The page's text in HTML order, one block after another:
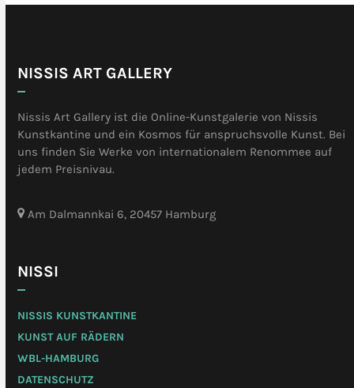
NISSIS ART GALLERY
Nissis Art Gallery ist die Online-Kunstgalerie von Nissis
Kunstkantine und ein Kosmos für anspruchsvolle Kunst. Bei
uns finden Sie Werke von internationalem Renommee auf
jedem Preisnivau.
Am Dalmannkai 6, 20457 Hamburg
NISSI
NISSIS KUNSTKANTINE
KUNST AUF RÄDERN
WBL-HAMBURG
DATENSCHUTZ